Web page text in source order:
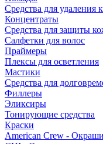
Средства для удаления
Концентраты
Средства для защиты
Салфетки для волос
Праймеры
Плексы для осветления
Мастики
Средства для
Филлеры
Эликсиры
Тонирующие средства
Краски
American Crew -